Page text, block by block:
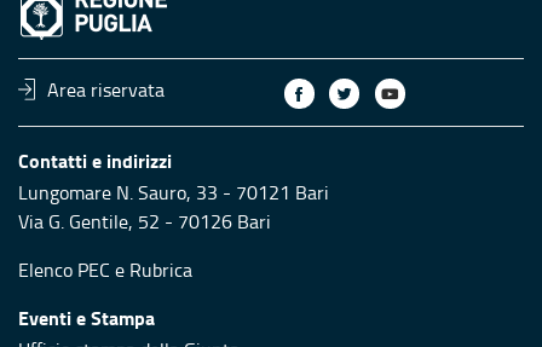
Area riservata
Contatti e indirizzi
Lungomare N. Sauro, 33 - 70121 Bari
Via G. Gentile, 52 - 70126 Bari
Elenco PEC e Rubrica
Eventi e Stampa